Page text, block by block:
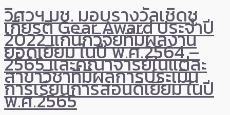
วิศวฯ มช. มอบรางวัลเชิดชู
เกียรติ Gear Award ประจำปี
2022 แก่นักวิจัยที่มีผลงาน
ยอดเยี่ยม ในปี พ.ศ.2564 –
2565 และคณาจารย์ในแต่ละ
สาขาวิชาที่มีผลการประเมิน
การเรียนการสอนดีเยี่ยม ในปี
พ.ศ.2565